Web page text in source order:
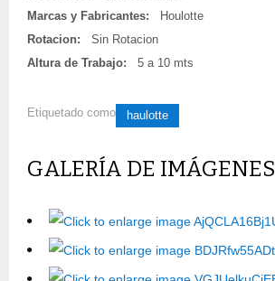
Marcas y Fabricantes:
Houlotte
Rotacion:
Sin Rotacion
Altura de Trabajo:
5 a 10 mts
Etiquetado como haulotte
GALERÍA DE IMÁGENES